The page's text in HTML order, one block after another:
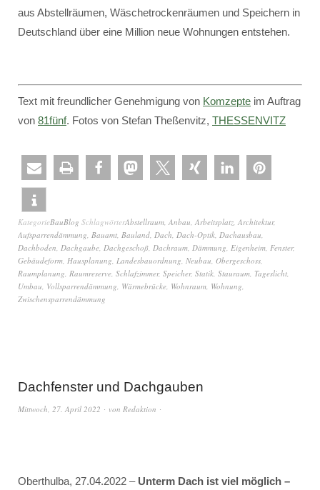
aus Abstellräumen, Wäschetrockenräumen und Speichern in
Deutschland über eine Million neue Wohnungen entstehen.
Text mit freundlicher Genehmigung von Komzepte im Auftrag
von 81fünf. Fotos von Stefan Theßenvitz, THESSENVITZ
KategorieBauBlog SchlagwörterAbstellraum, Anbau, Arbeitsplatz, Architektur,
Aufsparrendämmung, Bauamt, Bauland, Dach, Dach-Optik, Dachausbau,
Dachboden, Dachgaube, Dachgeschoß, Dachraum, Dämmung, Eigenheim, Fenster,
Gebäudeform, Hausplanung, Landesbauordnung, Neubau, Obergeschoss,
Raumplanung, Raumreserve, Schlafzimmer, Speicher, Statik, Stauraum, Tageslicht,
Umbau, Vollsparrendämmung, Wärmebrücke, Wohnraum, Wohnung,
Zwischensparrendämmung
Dachfenster und Dachgauben
Mittwoch, 27. April 2022 von Redaktion
Oberthulba, 27.04.2022 – Unterm Dach ist viel möglich –